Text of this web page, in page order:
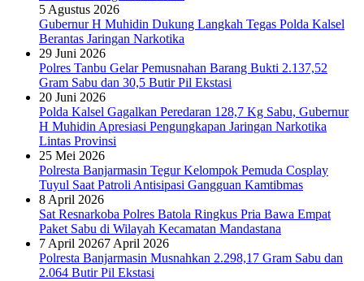
5 Agustus 2026
Gubernur H Muhidin Dukung Langkah Tegas Polda Kalsel
Berantas Jaringan Narkotika
29 Juni 2026
Polres Tanbu Gelar Pemusnahan Barang Bukti 2.137,52
Gram Sabu dan 30,5 Butir Pil Ekstasi
20 Juni 2026
Polda Kalsel Gagalkan Peredaran 128,7 Kg Sabu, Gubernur
H Muhidin Apresiasi Pengungkapan Jaringan Narkotika
Lintas Provinsi
25 Mei 2026
Polresta Banjarmasin Tegur Kelompok Pemuda Cosplay
Tuyul Saat Patroli Antisipasi Gangguan Kamtibmas
8 April 2026
Sat Resnarkoba Polres Batola Ringkus Pria Bawa Empat
Paket Sabu di Wilayah Kecamatan Mandastana
7 April 20267 April 2026
Polresta Banjarmasin Musnahkan 2.298,17 Gram Sabu dan
2.064 Butir Pil Ekstasi